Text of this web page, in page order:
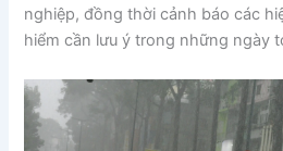
nghiệp, đồng thời cảnh báo các
hiểm cần lưu ý trong những ngày